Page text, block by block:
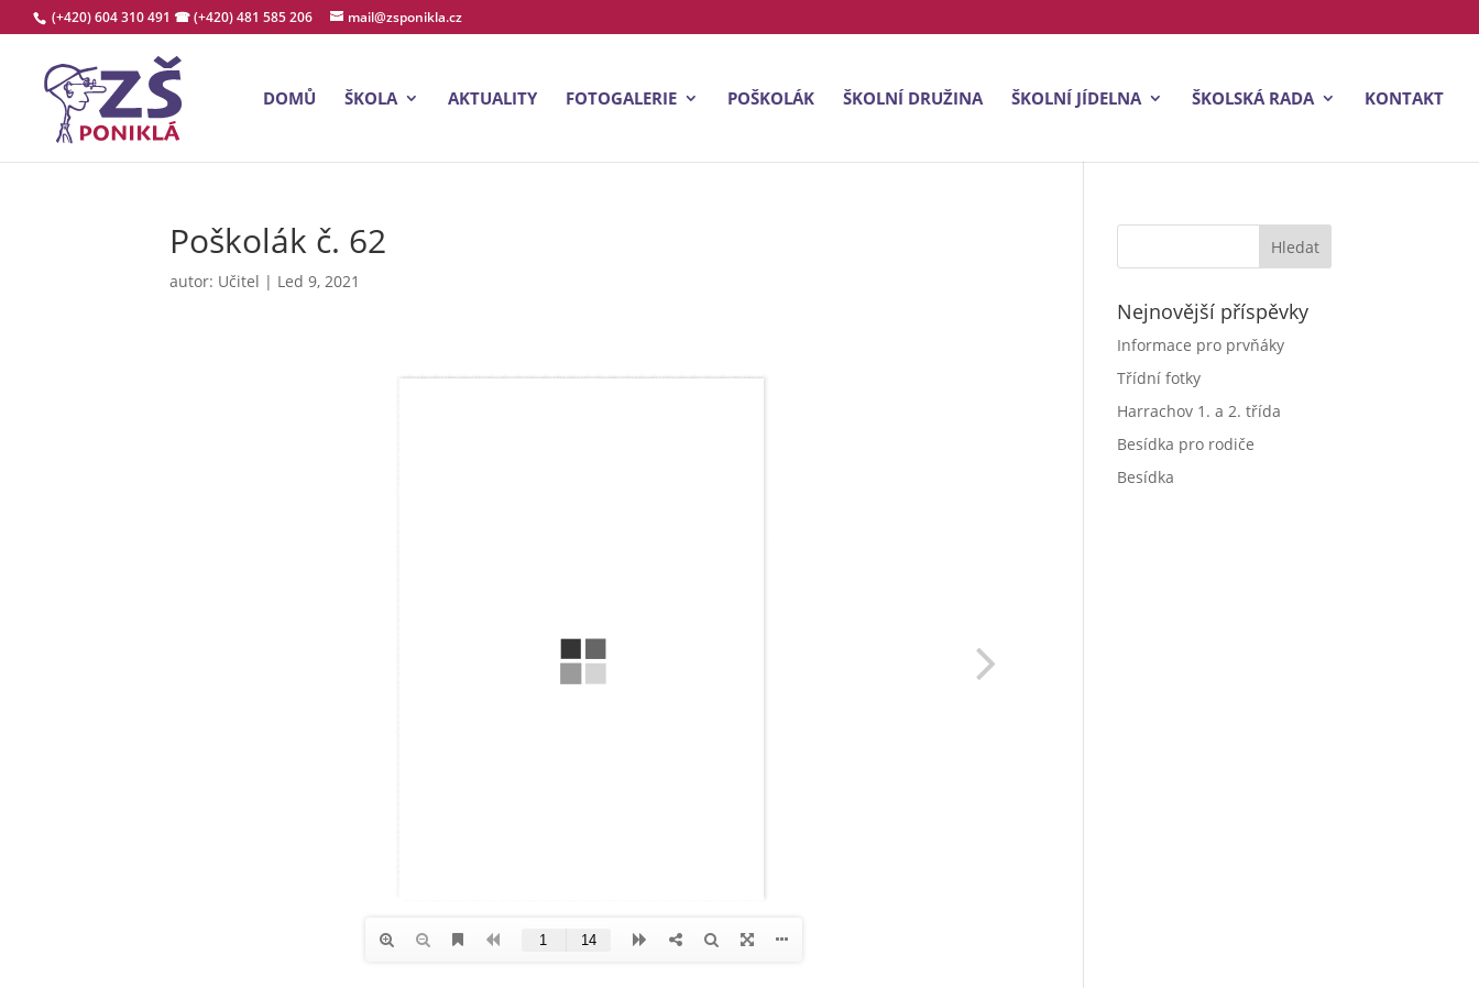
(+420) 604 310 491 ☎ (+420) 481 585 206 mail@zsponikla.cz
DOMŮ ŠKOLA AKTUALITY FOTOGALERIE POŠKOLÁK ŠKOLNÍ DRUŽINA ŠKOLNÍ JÍDELNA ŠKOLSKÁ RADA KONTAKT
Poškolák č. 62
autor: Učitel | Led 9, 2021
Nejnovější příspěvky
Informace pro prvňáky
Třídní fotky
Harrachov 1. a 2. třída
Besídka pro rodiče
Besídka